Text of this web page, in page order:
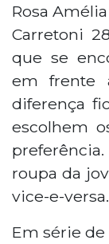
Rosa
Carretoni
que se
em frente
diferença
escolhem
roupa da
vice-e-versa.
Em série